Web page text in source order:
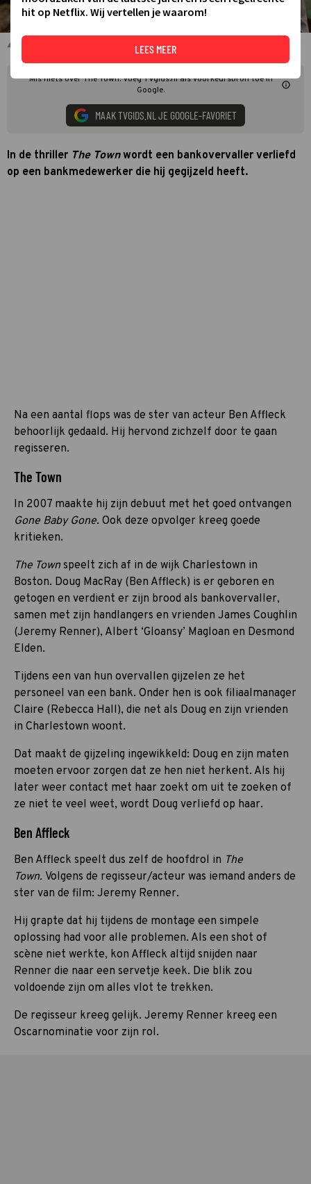
Ben Affleck in The Town
Mis niets over The Town. Voeg TVgids.nl als voorkeursbron toe in
Google.
MAAK TVGIDS.NL JE GOOGLE-FAVORIET
In de thriller The Townwordt een bankovervaller verliefd
op een bankmedewerker die hij gegijzeld heeft.
Na een aantal flops was de ster van acteur Ben Affleck
behoorlijk gedaald. Hij hervond zichzelf door te gaan
regisseren.
The Town
In 2007 maakte hij zijn debuut met het goed ontvangen
Gone Baby Gone. Ook deze opvolger kreeg goede
kritieken.
The Town speelt zich af in de wijk Charlestown in
Boston. Doug MacRay (Ben Affleck) is er geboren en
getogen en verdient er zijn brood als bankovervaller,
samen met zijn handlangers en vrienden James Coughlin
(Jeremy Renner), Albert ‘Gloansy’ Magloan en Desmond
Elden.
Tijdens een van hun overvallen gijzelen ze het
personeel van een bank. Onder hen is ook filiaalmanager
Claire (Rebecca Hall), die net als Doug en zijn vrienden
in Charlestown woont.
Dat maakt de gijzeling ingewikkeld: Doug en zijn maten
moeten ervoor zorgen dat ze hen niet herkent. Als hij
later weer contact met haar zoekt om uit te zoeken of
ze niet te veel weet, wordt Doug verliefd op haar.
Ben Affleck
Ben Affleck speelt dus zelf de hoofdrol in The
Town. Volgens de regisseur/acteur was iemand anders de
ster van de film: Jeremy Renner.
Hij grapte dat hij tijdens de montage een simpele
oplossing had voor alle problemen. Als een shot of
scène niet werkte, kon Affleck altijd snijden naar
Renner die naar een servetje keek. Die blik zou
voldoende zijn om alles vlot te trekken.
De regisseur kreeg gelijk. Jeremy Renner kreeg een
Oscarnominatie voor zijn rol.
hit op Netflix. Wij vertellen je waarom!
LEES MEER